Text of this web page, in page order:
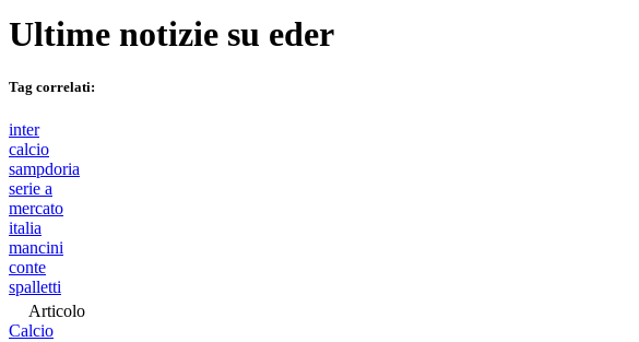
Ultime notizie su eder
Tag correlati:
inter
calcio
sampdoria
serie a
mercato
italia
mancini
conte
spalletti
Articolo
Calcio